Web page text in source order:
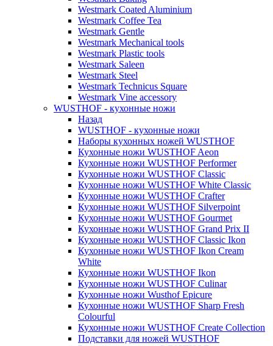
Westmark Coated Aluminium
Westmark Coffee Tea
Westmark Gentle
Westmark Mechanical tools
Westmark Plastic tools
Westmark Saleen
Westmark Steel
Westmark Technicus Square
Westmark Vine accessory
WUSTHOF - кухонные ножи
Назад
WUSTHOF - кухонные ножи
Наборы кухонных ножей WUSTHOF
Кухонные ножи WUSTHOF Aeon
Кухонные ножи WUSTHOF Performer
Кухонные ножи WUSTHOF Classic
Кухонные ножи WUSTHOF White Classic
Кухонные ножи WUSTHOF Crafter
Кухонные ножи WUSTHOF Silverpoint
Кухонные ножи WUSTHOF Gourmet
Кухонные ножи WUSTHOF Grand Prix II
Кухонные ножи WUSTHOF Classic Ikon
Кухонные ножи WUSTHOF Ikon Cream
White
Кухонные ножи WUSTHOF Ikon
Кухонные ножи WUSTHOF Culinar
Кухонные ножи Wusthof Epicure
Кухонные ножи WUSTHOF Sharp Fresh
Colourful
Кухонные ножи WUSTHOF Create Collection
Подставки для ножей WUSTHOF